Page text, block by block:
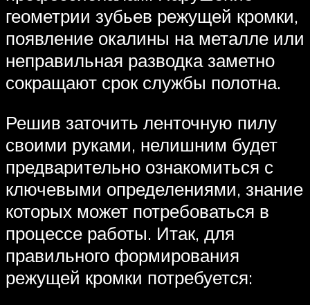
геометрии зубьев режущей кромки,
появление окалины на металле или
неправильная разводка заметно
сокращают срок службы полотна.
Решив заточить ленточную пилу
своими руками, нелишним будет
предварительно ознакомиться с
ключевыми определениями, знание
которых может потребоваться в
процессе работы. Итак, для
правильного формирования
режущей кромки потребуется: